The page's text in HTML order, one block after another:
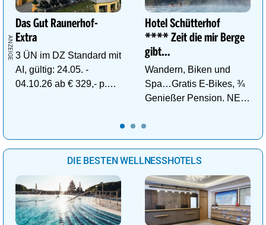
Das Gut Raunerhof-
Extra
3 ÜN im DZ Standard mit
AI, gültig: 24.05. -
04.10.26 ab € 329,- p.P.
Hotel Schütterhof
**** Zeit die mir Berge
gibt…
Wandern, Biken und
Spa…Gratis E-Bikes, ¾
Genießer Pension. NEU:
buchbar!
DIE BESTEN WELLNESSHOTELS